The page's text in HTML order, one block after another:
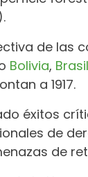
de las
Bolivia, Brasil
a 1917.
éxitos
de
de